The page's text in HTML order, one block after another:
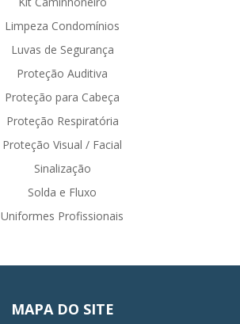
Limpeza Condomínios
Luvas de Segurança
Proteção Auditiva
Proteção para Cabeça
Proteção Respiratória
Proteção Visual / Facial
Sinalização
Solda e Fluxo
Uniformes Profissionais
MAPA DO SITE